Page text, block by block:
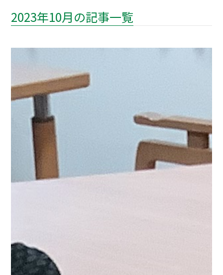
2023年10月の記事一覧